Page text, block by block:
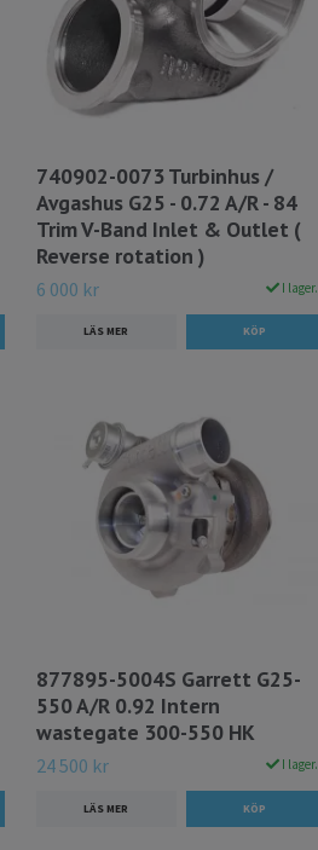
740902-0073 Turbinhus /
Avgashus G25 - 0.72 A/R - 84
Trim V-Band Inlet & Outlet (
Reverse rotation )
6 000 kr I lager.
LÄS MER
877895-5004S Garrett G25-
550 A/R 0.92 Intern
wastegate 300-550 HK
24 500 kr I lager.
LÄS MER